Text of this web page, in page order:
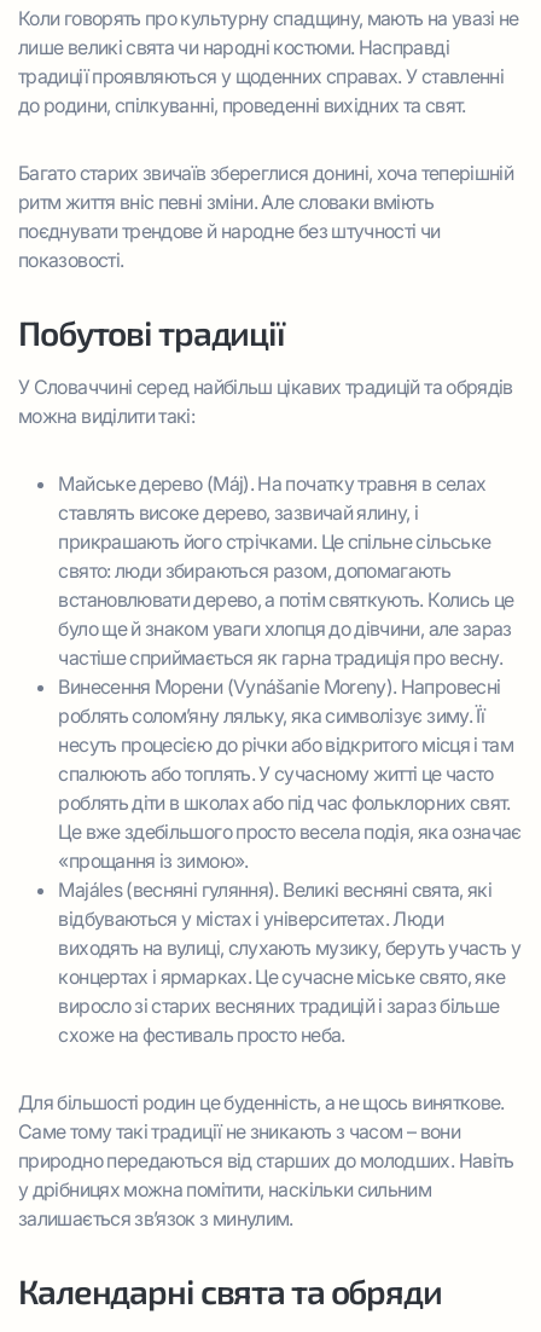
Коли говорять про культурну спадщину, мають на увазі не
лише великі свята чи народні костюми. Насправді
традиції проявляються у щоденних справах. У ставленні
до родини, спілкуванні, проведенні вихідних та свят.
Багато старих звичаїв збереглися донині, хоча теперішній
ритм життя вніс певні зміни. Але словаки вміють
поєднувати трендове й народне без штучності чи
показовості.
Побутові традиції
У Словаччині серед найбільш цікавих традицій та обрядів
можна виділити такі:
Майське дерево (Máj). На початку травня в селах
ставлять високе дерево, зазвичай ялину, і
прикрашають його стрічками. Це спільне сільське
свято: люди збираються разом, допомагають
встановлювати дерево, а потім святкують. Колись це
було ще й знаком уваги хлопця до дівчини, але зараз
частіше сприймається як гарна традиція про весну.
Винесення Морени (Vynášanie Moreny). Напровесні
роблять солом’яну ляльку, яка символізує зиму. Її
несуть процесією до річки або відкритого місця і там
спалюють або топлять. У сучасному житті це часто
роблять діти в школах або під час фольклорних свят.
Це вже здебільшого просто весела подія, яка означає
«прощання із зимою».
Majáles (весняні гуляння). Великі весняні свята, які
відбуваються у містах і університетах. Люди
виходять на вулиці, слухають музику, беруть участь у
концертах і ярмарках. Це сучасне міське свято, яке
виросло зі старих весняних традицій і зараз більше
схоже на фестиваль просто неба.
Для більшості родин це буденність, а не щось виняткове.
Саме тому такі традиції не зникають з часом – вони
природно передаються від старших до молодших. Навіть
у дрібницях можна помітити, наскільки сильним
залишається зв’язок з минулим.
Календарні свята та обряди